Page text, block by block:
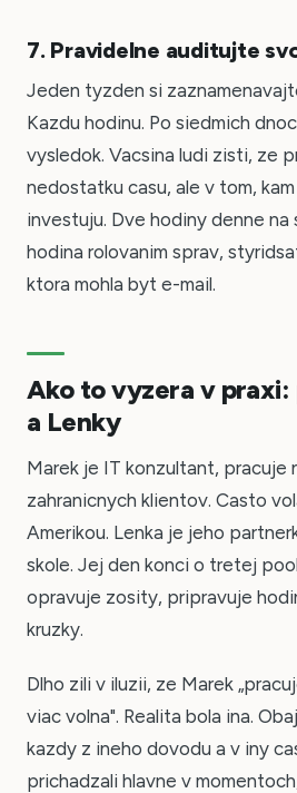
7. Pravidelne auditujte
Jeden tyzden si
Kazdu hodinu. Po siedmich
vysledok. Vacsina ludi zisti, ze
nedostatku casu, ale v tom,
investuju. Dve hodiny denne na
hodina rolovanim sprav,
ktora mohla byt e-mail.
Ako to vyzera v praxi:
a Lenky
Marek je IT konzultant, pracuje
zahranicnych klientov. Casto
Amerikou. Lenka je jeho
skole. Jej den konci o tretej
opravuje zosity, pripravuje
kruzky.
Dlho zili v iluzii, ze Marek
viac volna". Realita bola ina.
kazdy z ineho dovodu a v iny
prichadzali hlavne v